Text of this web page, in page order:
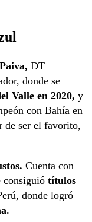
DT
donde se
Valle en 2020, y
con Bahía en
de ser el favorito,
Cuenta con
consiguió títulos
donde logró